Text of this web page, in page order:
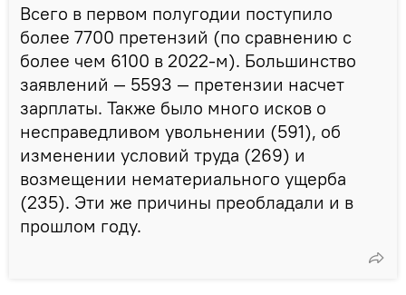
Всего в первом полугодии поступило
более 7700 претензий (по сравнению с
более чем 6100 в 2022-м). Большинство
заявлений — 5593 — претензии насчет
зарплаты. Также было много исков о
несправедливом увольнении (591), об
изменении условий труда (269) и
возмещении нематериального ущерба
(235). Эти же причины преобладали и в
прошлом году.